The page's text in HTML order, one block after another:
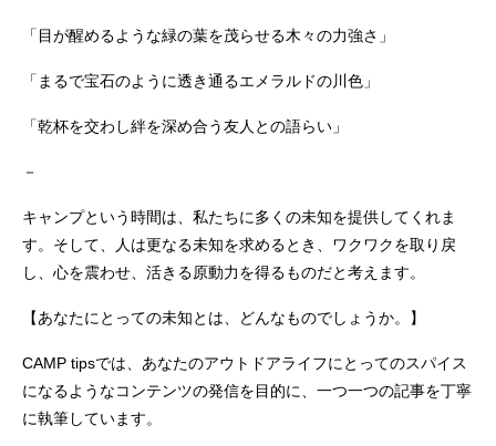
「目が醒めるような緑の葉を茂らせる木々の力強さ」
「まるで宝石のように透き通るエメラルドの川色」
「乾杯を交わし絆を深め合う友人との語らい」
－
キャンプという時間は、私たちに多くの未知を提供してくれま
す。そして、人は更なる未知を求めるとき、ワクワクを取り戻
し、心を震わせ、活きる原動力を得るものだと考えます。
【あなたにとっての未知とは、どんなものでしょうか。】
CAMP tipsでは、あなたのアウトドアライフにとってのスパイス
になるようなコンテンツの発信を目的に、一つ一つの記事を丁寧
に執筆しています。